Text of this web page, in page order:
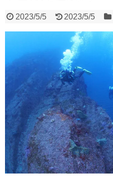
2023/5/5 2023/5/5